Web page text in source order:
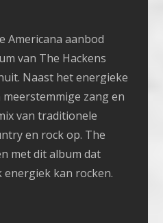
Americana aanbod
van The Hackens
Naast het energieke
zang en
van traditionele
en rock op. The
met dit album dat
energiek kan rocken.